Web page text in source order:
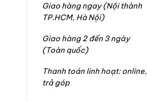
Giao hàng ngay (Nội thành
TP.HCM, Hà Nội)
Giao hàng 2 đến 3 ngày
(Toàn quốc)
Thanh toán linh hoạt: online,
trả góp